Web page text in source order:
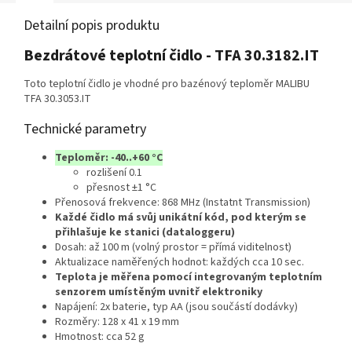
Detailní popis produktu
Bezdrátové teplotní čidlo - TFA 30.3182.IT
Toto teplotní čidlo je vhodné pro bazénový teploměr MALIBU
TFA 30.3053.IT
Technické parametry
Teploměr: -40..+60 °C
rozlišení 0.1
přesnost ±1 °C
Přenosová frekvence: 868 MHz (Instatnt Transmission)
Každé čidlo má svůj unikátní kód, pod kterým se
přihlašuje ke stanici (dataloggeru)
Dosah: až 100 m (volný prostor = přímá viditelnost)
Aktualizace naměřených hodnot: každých cca 10 sec.
Teplota je měřena pomocí integrovaným teplotním
senzorem umístěným uvnitř elektroniky
Napájení: 2x baterie, typ AA (jsou součástí dodávky)
Rozměry: 128 x 41 x 19 mm
Hmotnost: cca 52 g